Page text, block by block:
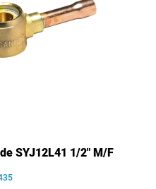
SYJ12L41 1/2" M/F